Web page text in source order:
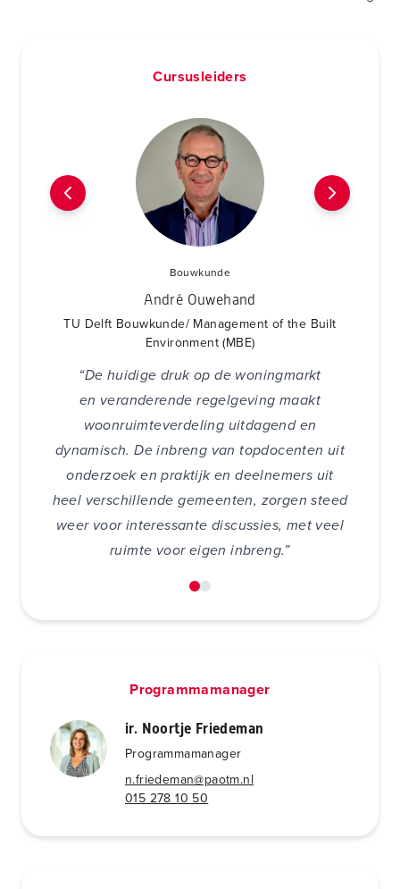
Cursusleiders
Bouwkunde
André Ouwehand
TU Delft Bouwkunde/ Management of the Built
Environment (MBE)
“De huidige druk op de woningmarkt
en veranderende regelgeving maakt
woonruimteverdeling uitdagend en
dynamisch. De inbreng van topdocenten uit
onderzoek en praktijk en deelnemers uit
heel verschillende gemeenten, zorgen steed
weer voor interessante discussies, met veel
ruimte voor eigen inbreng.”
Programmamanager
ir. Noortje Friedeman
Programmamanager
n.friedeman@paotm.nl
015 278 10 50